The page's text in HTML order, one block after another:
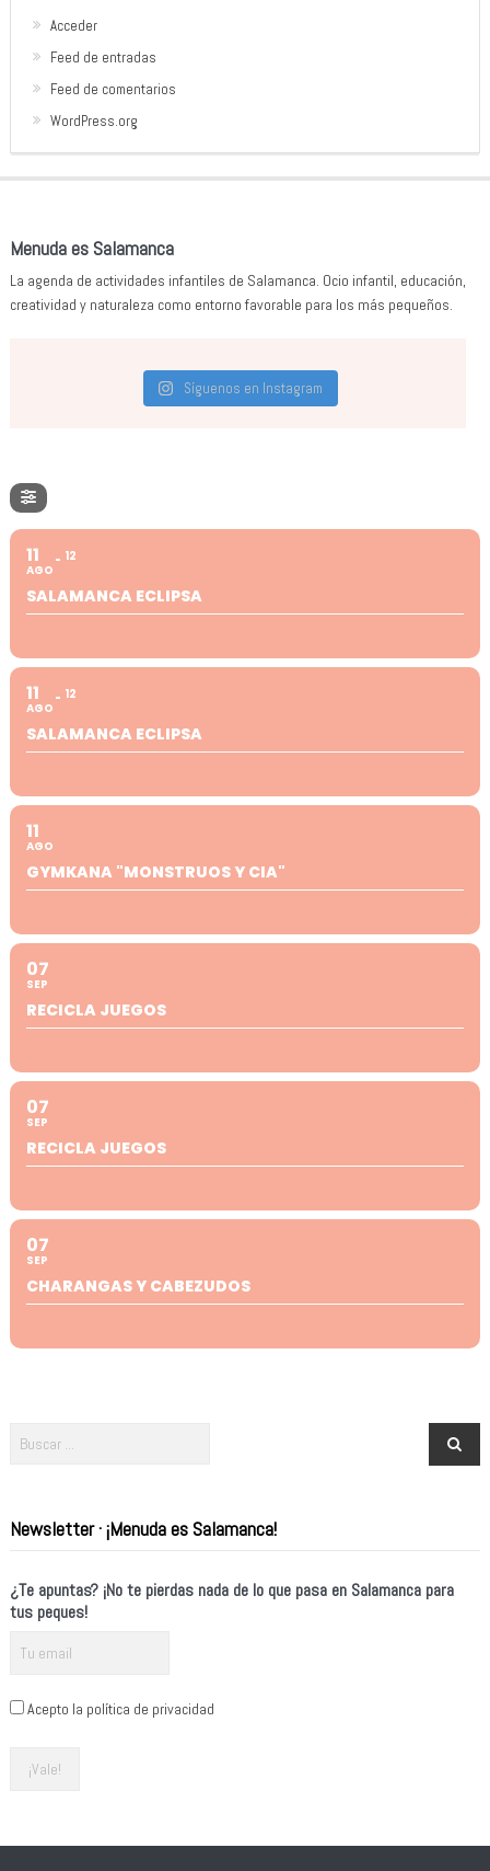
Acceder
Feed de entradas
Feed de comentarios
WordPress.org
Menuda es Salamanca
La agenda de actividades infantiles de Salamanca. Ocio infantil, educación,
creatividad y naturaleza como entorno favorable para los más pequeños.
Síguenos en Instagram
11
AGO
12
SALAMANCA ECLIPSA
11
AGO
12
SALAMANCA ECLIPSA
11
AGO
GYMKANA "MONSTRUOS Y CIA"
07
SEP
RECICLA JUEGOS
07
SEP
RECICLA JUEGOS
07
SEP
CHARANGAS Y CABEZUDOS
Newsletter · ¡Menuda es Salamanca!
¿Te apuntas? ¡No te pierdas nada de lo que pasa en Salamanca para
tus peques!
Acepto la política de privacidad